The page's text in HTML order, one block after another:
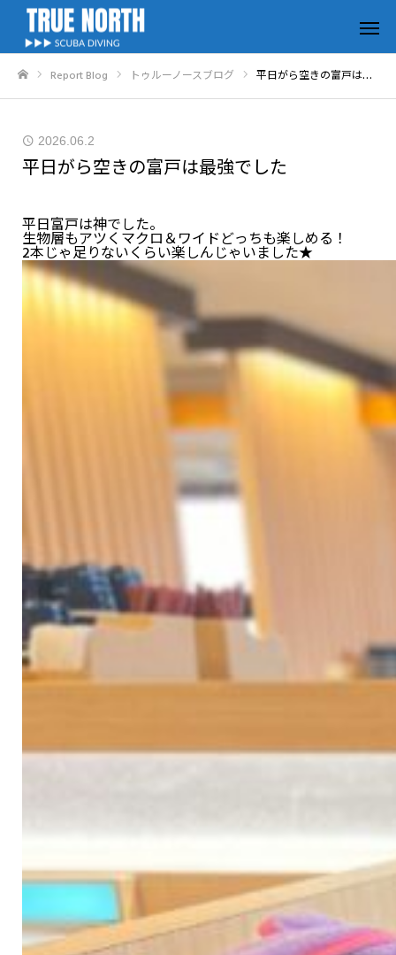
Report Blog トゥルーノースブログ 平日がら空きの富戸は最強でした
2026.06.2
平日がら空きの富戸は最強でした
平日富戸は神でした。
生物層もアツくマクロ＆ワイドどっちも楽しめる！
2本じゃ足りないくらい楽しんじゃいました★